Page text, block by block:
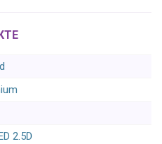
2.5D